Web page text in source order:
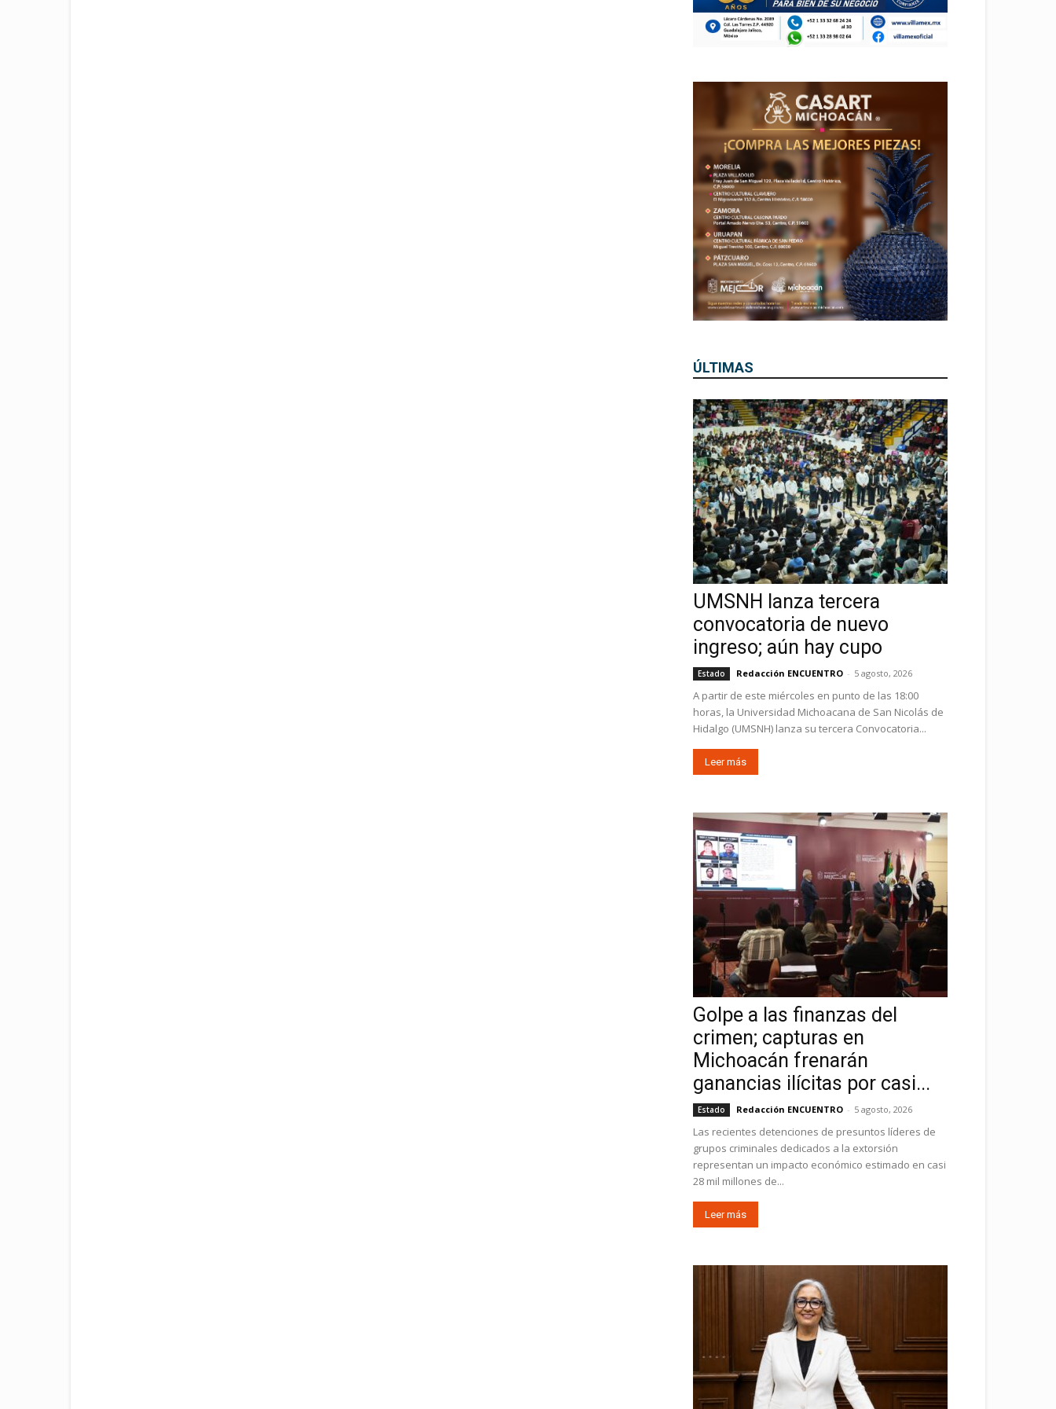
ÚLTIMAS
UMSNH lanza tercera
convocatoria de nuevo
ingreso; aún hay cupo
Estado Redacción ENCUENTRO - 5 agosto, 2026
A partir de este miércoles en punto de las 18:00
horas, la Universidad Michoacana de San Nicolás de
Hidalgo (UMSNH) lanza su tercera Convocatoria...
Leer más
Golpe a las finanzas del
crimen; capturas en
Michoacán frenarán
ganancias ilícitas por casi...
Estado Redacción ENCUENTRO - 5 agosto, 2026
Las recientes detenciones de presuntos líderes de
grupos criminales dedicados a la extorsión
representan un impacto económico estimado en casi
28 mil millones de...
Leer más